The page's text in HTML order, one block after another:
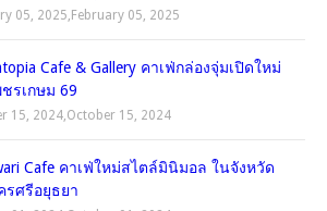
05, 2025, February 05, 2025
Cafe & Gallery คาเฟ่กล่องจุ่มเปิดใหม่
รเกษม 69
15, 2024,October 15, 2024
Cafe คาเฟ่ใหม่สไตล์มินิมอล ในจังหวัด
รศรีอยุธยา